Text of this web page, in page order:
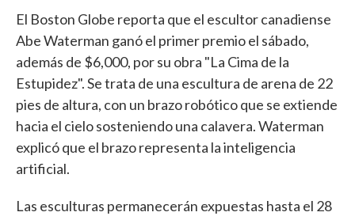
El Boston Globe reporta que el escultor canadiense
Abe Waterman ganó el primer premio el sábado,
además de $6,000, por su obra "La Cima de la
Estupidez". Se trata de una escultura de arena de 22
pies de altura, con un brazo robótico que se extiende
hacia el cielo sosteniendo una calavera. Waterman
explicó que el brazo representa la inteligencia
artificial.
Las esculturas permanecerán expuestas hasta el 28